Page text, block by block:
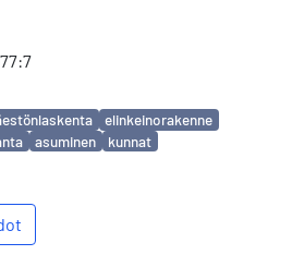
elinkeinorakenne
asuminen kunnat